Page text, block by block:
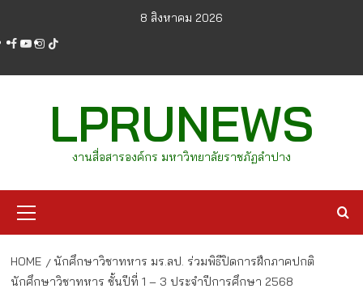
content
8 สิงหาคม 2026
facebook
youtube
instagram
tiktok
LPRUNEWS
งานสื่อสารองค์กร มหาวิทยาลัยราชภัฏลำปาง
Menu
HOME
นักศึกษาวิชาทหาร มร.ลป. ร่วมพิธีปิดการฝึกภาคปกติ
นักศึกษาวิชาทหาร ชั้นปีที่ 1 – 3 ประจำปีการศึกษา 2568